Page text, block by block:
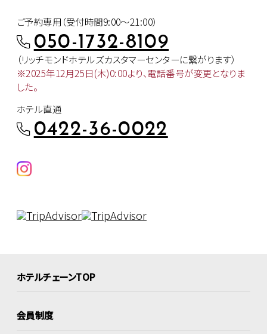
ご予約専用（受付時間9:00～21:00）
050-1732-8109
（リッチモンドホテルズカスタマーセンターに繋がります）
※2025年12月25日(木)0:00より、電話番号が変更となりま
した。
ホテル直通
0422-36-0022
ホテルチェーンTOP
会員制度